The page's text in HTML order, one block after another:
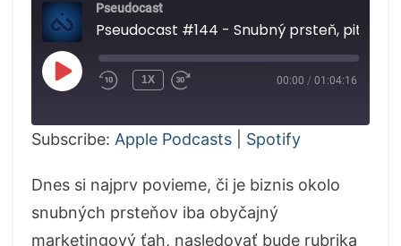
Pseudocast
PLAY
EPISODE
1X 00:00 / 01:04:16
Subscribe: Apple Podcasts Spotify
Dnes si najprv povieme, či je biznis okolo
snubných prsteňov iba obyčajný
marketingový ťah, nasledovať bude rubrika